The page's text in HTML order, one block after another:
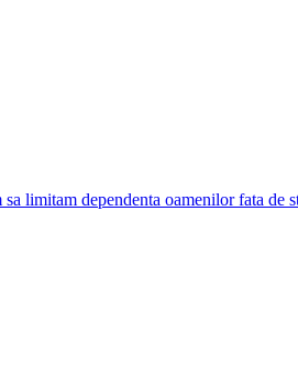
limitam dependenta oamenilor fata de